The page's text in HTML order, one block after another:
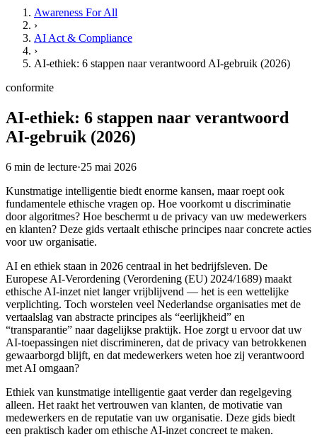
Awareness For All
›
AI Act & Compliance
›
AI-ethiek: 6 stappen naar verantwoord AI-gebruik (2026)
conformite
AI-ethiek: 6 stappen naar verantwoord
AI-gebruik (2026)
6 min de lecture·25 mai 2026
Kunstmatige intelligentie biedt enorme kansen, maar roept ook
fundamentele ethische vragen op. Hoe voorkomt u discriminatie
door algoritmes? Hoe beschermt u de privacy van uw medewerkers
en klanten? Deze gids vertaalt ethische principes naar concrete acties
voor uw organisatie.
AI en ethiek staan in 2026 centraal in het bedrijfsleven. De
Europese AI-Verordening (Verordening (EU) 2024/1689) maakt
ethische AI-inzet niet langer vrijblijvend — het is een wettelijke
verplichting. Toch worstelen veel Nederlandse organisaties met de
vertaalslag van abstracte principes als “eerlijkheid” en
“transparantie” naar dagelijkse praktijk. Hoe zorgt u ervoor dat uw
AI-toepassingen niet discrimineren, dat de privacy van betrokkenen
gewaarborgd blijft, en dat medewerkers weten hoe zij verantwoord
met AI omgaan?
Ethiek van kunstmatige intelligentie gaat verder dan regelgeving
alleen. Het raakt het vertrouwen van klanten, de motivatie van
medewerkers en de reputatie van uw organisatie. Deze gids biedt
een praktisch kader om ethische AI-inzet concreet te maken.